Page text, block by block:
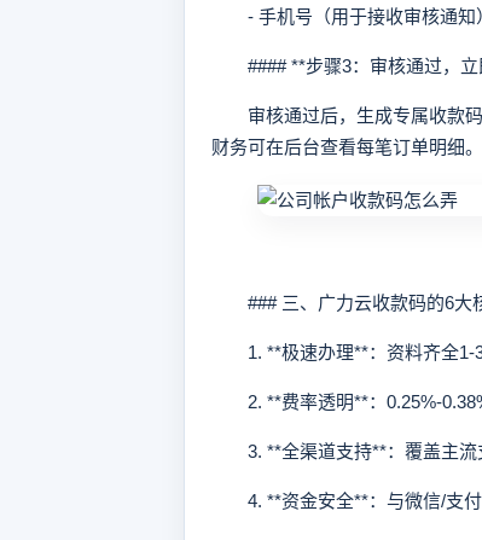
- 手机号（用于接收审核通知
#### **步骤3：审核通过，立
审核通过后，生成专属收款码
财务可在后台查看每笔订单明细。
### 三、广力云收款码的6大
1. **极速办理**：资料齐全1-3
2. **费率透明**：0.25%-
3. **全渠道支持**：覆盖主流
4. **资金安全**：与微信/支付